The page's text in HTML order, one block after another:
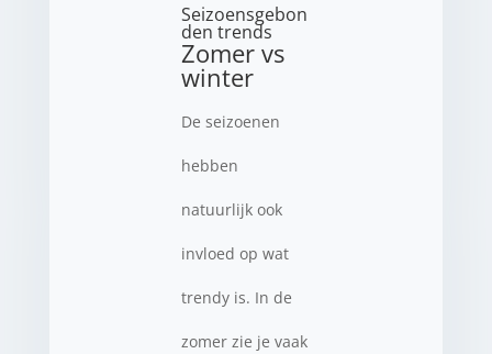
Seizoensgebon
den trends
Zomer vs
winter
De seizoenen
hebben
natuurlijk ook
invloed op wat
trendy is. In de
zomer zie je vaak